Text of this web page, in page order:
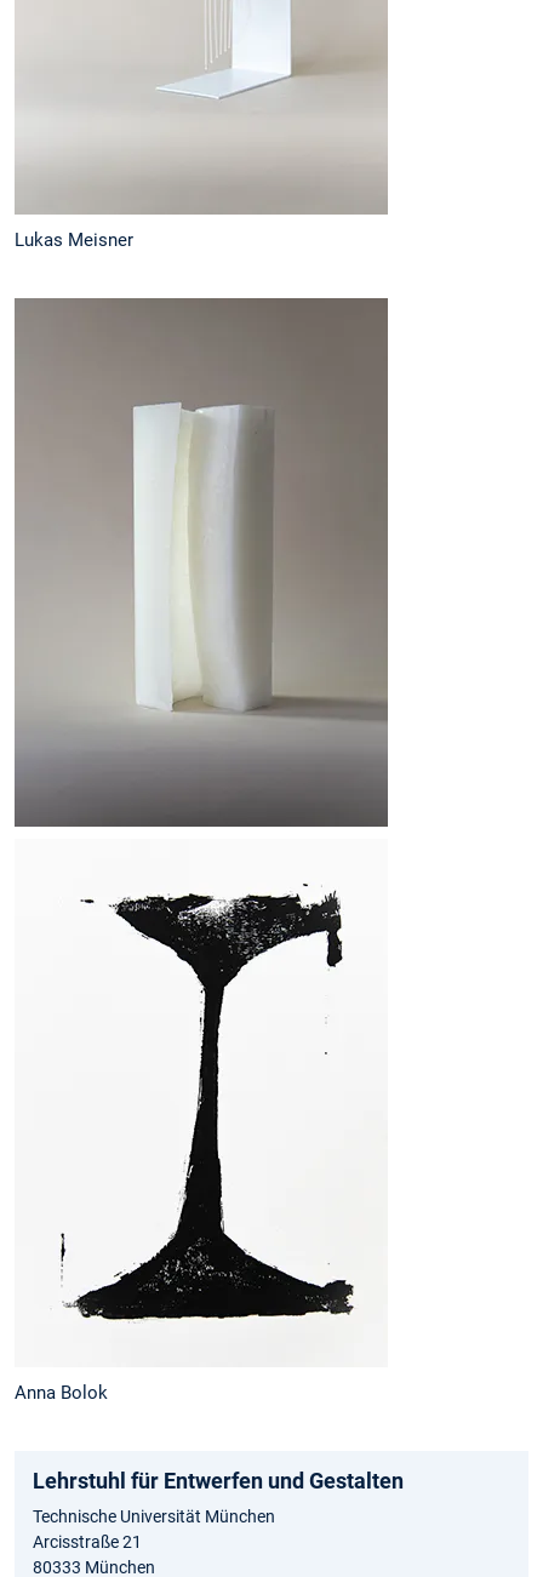
Lukas Meisner
Anna Bolok
Lehrstuhl für Entwerfen und Gestalten
Technische Universität München
Arcisstraße 21
80333 München